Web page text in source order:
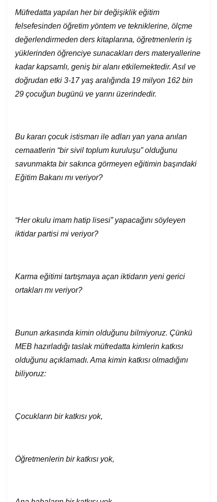
Müfredatta yapılan her bir değişiklik eğitim
felsefesinden öğretim yöntem ve tekniklerine, ölçme
değerlendirmeden ders kitaplarına, öğretmenlerin iş
yüklerinden öğrenciye sunacakları ders materyallerine
kadar kapsamlı, geniş bir alanı etkilemektedir. Asıl ve
doğrudan etki 3-17 yaş aralığında 19 milyon 162 bin
29 çocuğun bugünü ve yarını üzerindedir.
Bu kararı çocuk istismarı ile adları yan yana anılan
cemaatlerin “bir sivil toplum kuruluşu” olduğunu
savunmakta bir sakınca görmeyen eğitimin başındaki
Eğitim Bakanı mı veriyor?
“Her okulu imam hatip lisesi” yapacağını söyleyen
iktidar partisi mi veriyor?
Karma eğitimi tartışmaya açan iktidarın yeni gerici
ortakları mı veriyor?
Bunun arkasında kimin olduğunu bilmiyoruz. Çünkü
MEB hazırladığı taslak müfredatta kimlerin katkısı
olduğunu açıklamadı. Ama kimin katkısı olmadığını
biliyoruz:
Çocukların bir katkısı yok,
Öğretmenlerin bir katkısı yok,